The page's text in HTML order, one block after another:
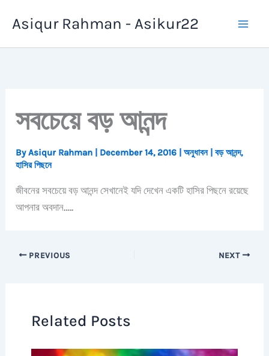
Asiqur Rahman - Asikur22
সবচেয়ে বড় আনন্দ
ByAsiqur Rahman December 14, 2016 |অনুধাবন|বড় আনন্দ,
হাসির পিছনে
জীবনের সবচেয়ে বড় আনন্দ সেখানেই যদি দেখেন একটি হাসির পিছনে রয়েছে
আপনার অবদান…..
PREVIOUS NEXT
Related Posts